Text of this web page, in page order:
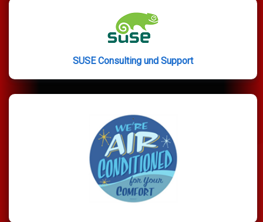
SUSE Consulting und Support